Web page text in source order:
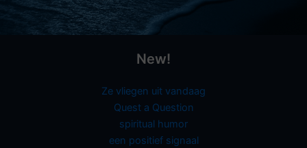
New!
Ze vliegen uit vandaag
Quest a Question
spiritual humor
een positief signaal